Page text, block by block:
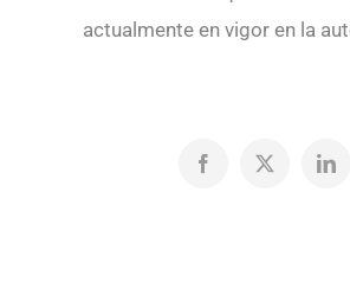
actualmente en vigor en la
Facebook
X